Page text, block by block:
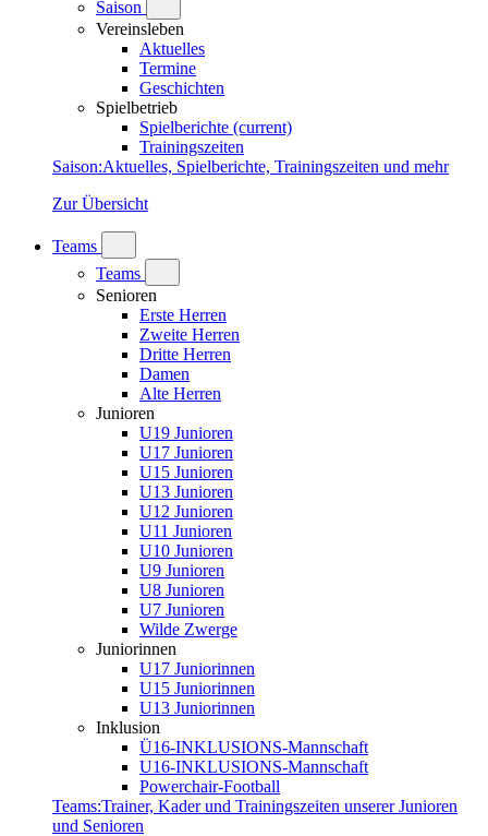
Saison
Vereinsleben
Aktuelles
Termine
Geschichten
Spielbetrieb
Spielberichte (current)
Trainingszeiten
Saison:Aktuelles, Spielberichte, Trainingszeiten und mehr
Zur Übersicht
Teams
Teams
Senioren
Erste Herren
Zweite Herren
Dritte Herren
Damen
Alte Herren
Junioren
U19 Junioren
U17 Junioren
U15 Junioren
U13 Junioren
U12 Junioren
U11 Junioren
U10 Junioren
U9 Junioren
U8 Junioren
U7 Junioren
Wilde Zwerge
Juniorinnen
U17 Juniorinnen
U15 Juniorinnen
U13 Juniorinnen
Inklusion
Ü16-INKLUSIONS-Mannschaft
U16-INKLUSIONS-Mannschaft
Powerchair-Football
Teams:Trainer, Kader und Trainingszeiten unserer Junioren
und Senioren